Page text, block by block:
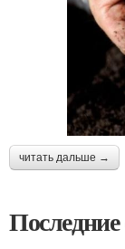
читать дальше →
Последние